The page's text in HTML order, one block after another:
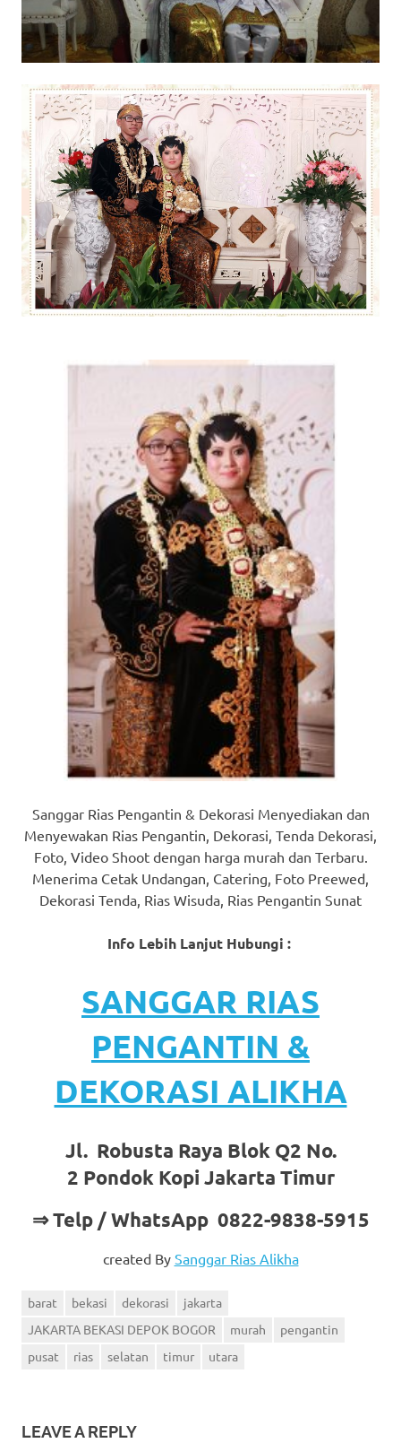
Sanggar Rias Pengantin & Dekorasi Menyediakan dan
Menyewakan Rias Pengantin, Dekorasi, Tenda Dekorasi,
Foto, Video Shoot dengan harga murah dan Terbaru.
Menerima Cetak Undangan, Catering, Foto Preewed,
Dekorasi Tenda, Rias Wisuda, Rias Pengantin Sunat
Info Lebih Lanjut Hubungi :
SANGGAR RIAS
PENGANTIN &
DEKORASI ALIKHA
Jl. Robusta Raya Blok Q2 No.
2 Pondok Kopi Jakarta Timur
⇒ Telp / WhatsApp 0822-9838-5915
created By Sanggar Rias Alikha
barat bekasi dekorasi
jakarta
JAKARTA BEKASI DEPOK BOGOR
murah
pengantin
pusat
rias selatan timur utara
LEAVE A REPLY